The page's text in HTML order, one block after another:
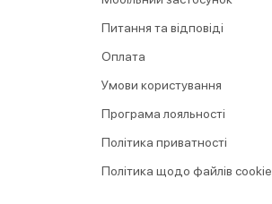
Питання та відповіді
Оплата
Умови користування
Програма лояльності
Політика приватності
Політика щодо файлів cookie